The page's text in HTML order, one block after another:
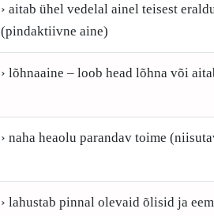
› aitab ühel vedelal ainel teisest
(pindaktiivne aine)
› lõhnaaine – loob head lõhna või
› naha heaolu parandav toime
› lahustab pinnal olevaid õlisid ja